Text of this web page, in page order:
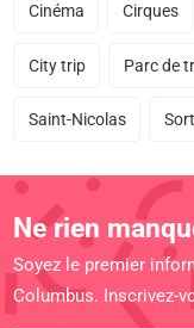
Cinéma Cirques
City trip Parc de
Saint-Nicolas
Ne rien
Soyez le premier
Columbus. Inscrivez-